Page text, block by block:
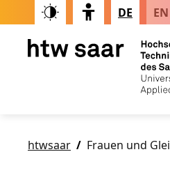
DE EN
htwsaar Frauen und